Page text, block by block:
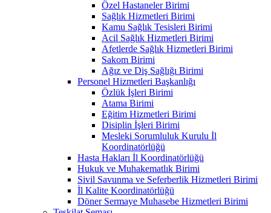
Özel Hastaneler Birimi
Sağlık Hizmetleri Birimi
Kamu Sağlık Tesisleri Birimi
Acil Sağlık Hizmetleri Birimi
Afetlerde Sağlık Hizmetleri Birimi
Sakom Birimi
Ağız ve Diş Sağlığı Birimi
Personel Hizmetleri Başkanlığı
Özlük İşleri Birimi
Atama Birimi
Eğitim Hizmetleri Birimi
Disiplin İşleri Birimi
Mesleki Sorumluluk Kurulu İl
Koordinatörlüğü
Hasta Hakları İl Koordinatörlüğü
Hukuk ve Muhakematlık Birimi
Sivil Savunma ve Seferberlik Hizmetleri Birimi
İl Kalite Koordinatörlüğü
Döner Sermaye Muhasebe Hizmetleri Birimi